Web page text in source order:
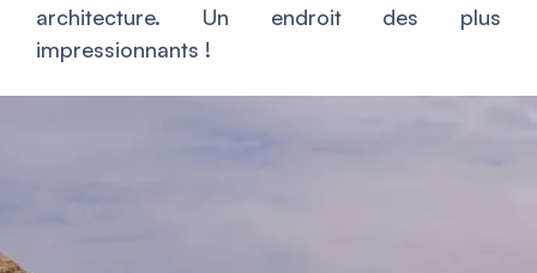
architecture. Un endroit des plus
impressionnants !